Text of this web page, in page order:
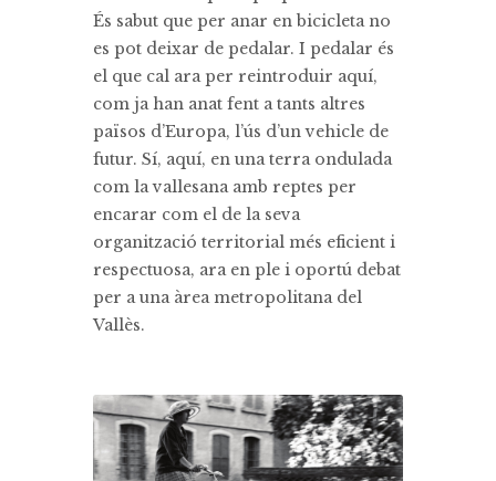
És sabut que per anar en bicicleta no
es pot deixar de pedalar. I pedalar és
el que cal ara per reintroduir aquí,
com ja han anat fent a tants altres
països d’Europa, l’ús d’un vehicle de
futur. Sí, aquí, en una terra ondulada
com la vallesana amb reptes per
encarar com el de la seva
organització territorial més eficient i
respectuosa, ara en ple i oportú debat
per a una àrea metropolitana del
Vallès.